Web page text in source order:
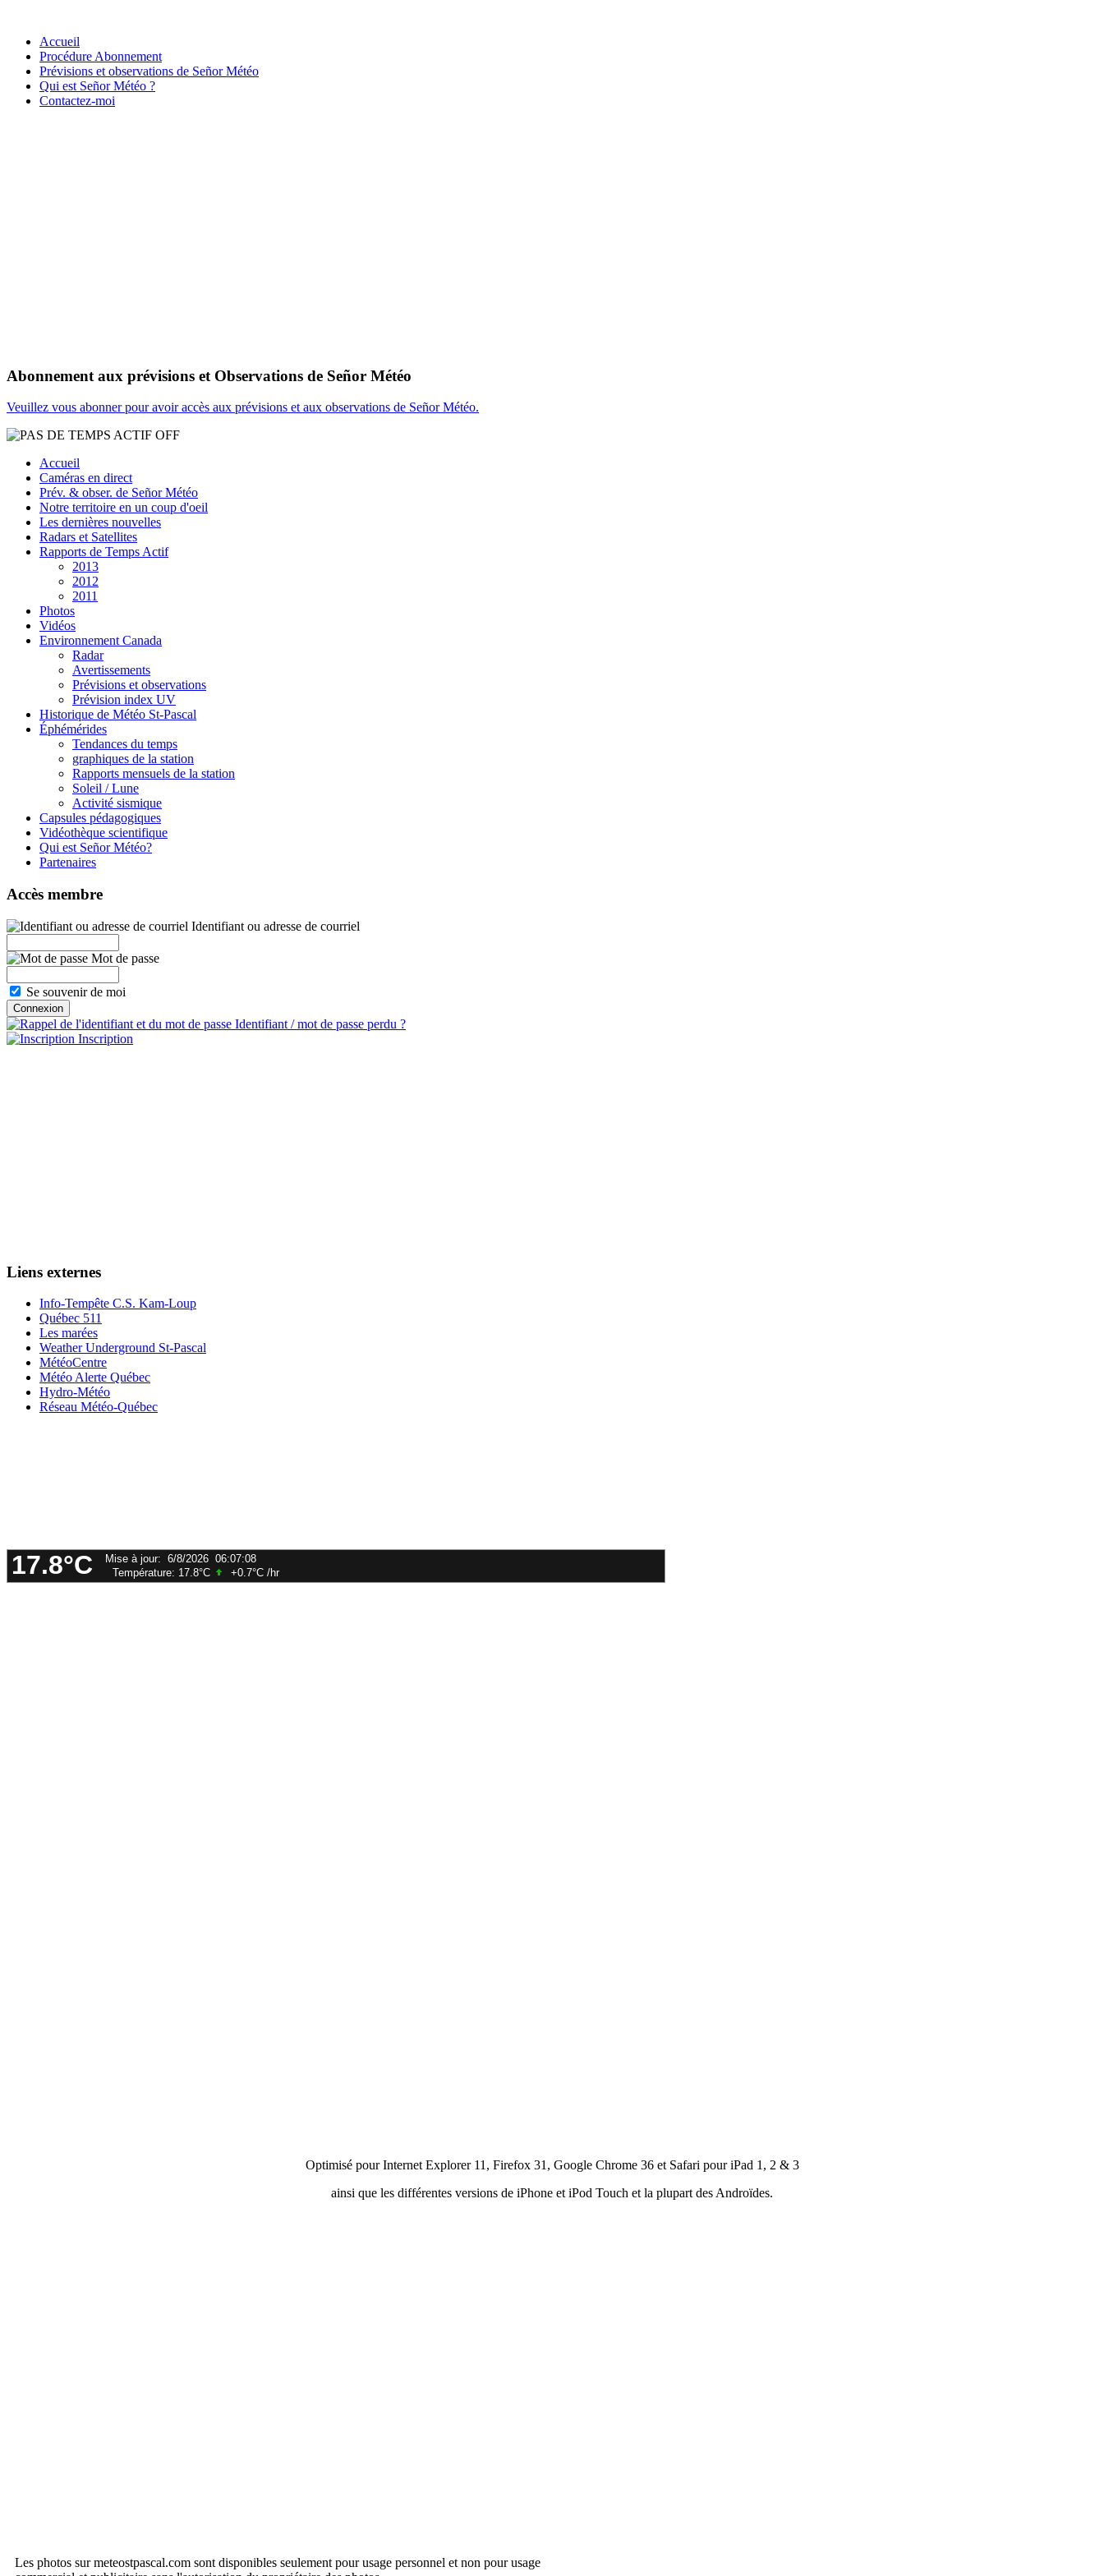
Accueil
Procédure Abonnement
Prévisions et observations de Señor Météo
Qui est Señor Météo ?
Contactez-moi
Abonnement aux prévisions et Observations de Señor Météo
Veuillez vous abonner pour avoir accès aux prévisions et aux observations de Señor Météo.
Accueil
Caméras en direct
Prév. & obser. de Señor Météo
Notre territoire en un coup d'oeil
Les dernières nouvelles
Radars et Satellites
Rapports de Temps Actif
2013
2012
2011
Photos
Vidéos
Environnement Canada
Radar
Avertissements
Prévisions et observations
Prévision index UV
Historique de Météo St-Pascal
Éphémérides
Tendances du temps
graphiques de la station
Rapports mensuels de la station
Soleil / Lune
Activité sismique
Capsules pédagogiques
Vidéothèque scientifique
Qui est Señor Météo?
Partenaires
Accès membre
Identifiant ou adresse de courriel
Mot de passe
Se souvenir de moi
Identifiant / mot de passe perdu ?
Inscription
Liens externes
Info-Tempête C.S. Kam-Loup
Québec 511
Les marées
Weather Underground St-Pascal
MétéoCentre
Météo Alerte Québec
Hydro-Météo
Réseau Météo-Québec
Optimisé pour Internet Explorer 11, Firefox 31, Google Chrome 36 et Safari pour iPad 1, 2 & 3
ainsi que les différentes versions de iPhone et iPod Touch et la plupart des Androïdes.
Les photos sur meteostpascal.com sont disponibles seulement pour usage personnel et non pour usage